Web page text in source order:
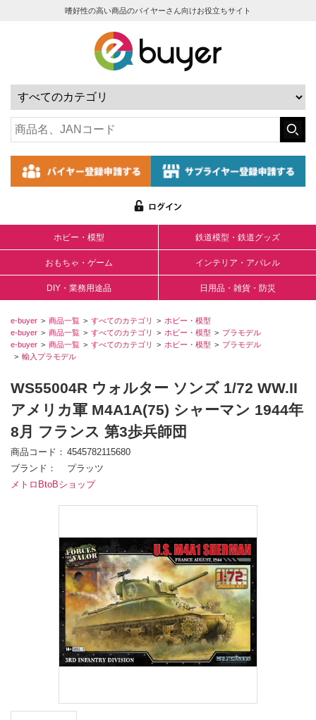
嗜好性の高い商品のバイヤーさん向けお役立ちサイト
ホビー・模型 鉄道模型・鉄道グッズ
おもちゃ・ゲーム インテリア・アパレル
DIY・業務用途品 日用品・雑貨・防災
e-buyer 商品一覧 すべてのカテゴリ
ホビー・模型
e-buyer
商品一覧 すべてのカテゴリ ホビー・模型
プラモデル
e-buyer
商品一覧 すべてのカテゴリ ホビー・模型
プラモデル
輸入プラモデル
WS55004R ウォルター ソンズ 1/72 WW.II
アメリカ軍 M4A1A(75) シャーマン 1944年
8月 フランス 第3歩兵師団
商品コード
4545782115680
ブランド
プラッツ
メトロBtoBショップ